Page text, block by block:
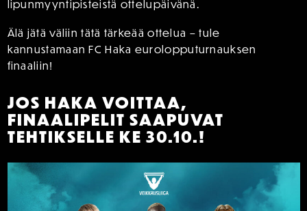
lipunmyyntipisteistä ottelupäivänä.
Älä jätä väliin tätä tärkeää ottelua – tule
kannustamaan FC Haka eurolopputurnauksen
finaaliin!
JOS HAKA VOITTAA,
FINAALIPELIT SAAPUVAT
TEHTIKSELLE KE 30.10.!